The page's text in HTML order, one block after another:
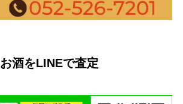
お酒をLINEで査定